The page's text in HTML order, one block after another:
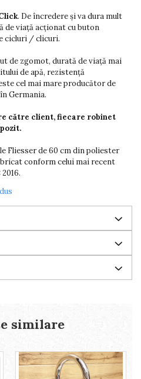
. De încredere și va dura mult
de viață acționat cu buton
cicluri / clicuri.
de zgomot, durată de viață mai
de apă, rezistență
cel mai mare producător de
Germania.
către client, fiecare robinet
Fliesser de 60 cm din poliester
conform celui mai recent
similare